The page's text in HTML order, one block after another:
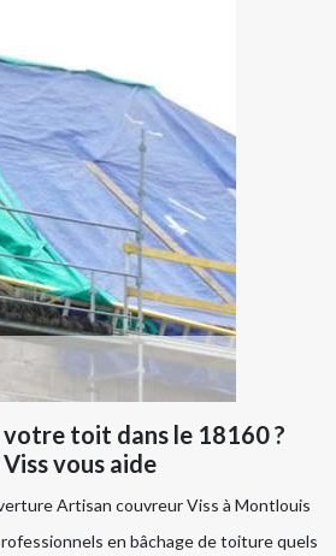
votre toit dans le 18160 ?
vous aide
Artisan couvreur Viss à Montlouis
en bâchage de toiture quels